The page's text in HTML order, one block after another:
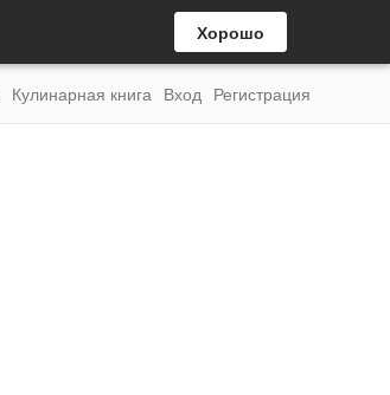
Хорошо
Кулинарная книга Вход Регистрация